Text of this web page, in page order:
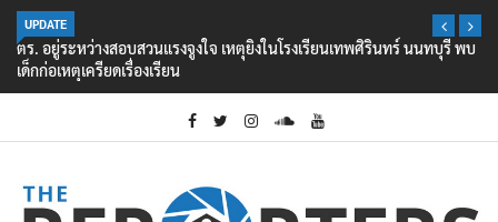
UPDATE
ตร. อยู่ระหว่างสอบสวนแรงจูงใจ เหตุยิงในโรงเรียนเทพศิรินทร์ นนทบุรี พบ
เด็กก่อเหตุเครียดเรื่องเรียน